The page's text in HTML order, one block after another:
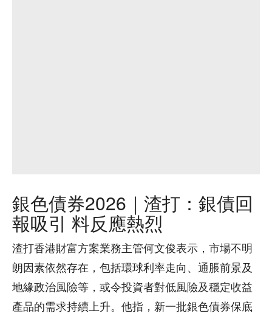
銀色債券2026｜渣打：銀債回
報吸引 料反應熱烈
渣打香港財富方案業務主管何文俊表示，市場不明
朗因素依然存在，包括環球利率走向、通脹前景及
地緣政治風險等，或令投資者對低風險及穩定收益
產品的需求持續上升。他指，新一批銀色債券保底